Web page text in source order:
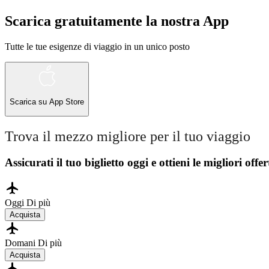
Scarica gratuitamente la nostra App
Tutte le tue esigenze di viaggio in un unico posto
Scarica su App Store
Trova il mezzo migliore per il tuo viaggio
Assicurati il ​​tuo biglietto oggi e ottieni le migliori
Oggi Di più
Acquista
Domani Di più
Acquista